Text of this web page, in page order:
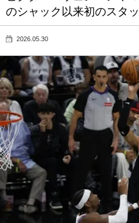
のシャック以来初のスタ
2026.05.30